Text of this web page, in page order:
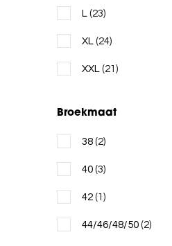
L (23)
XL (24)
XXL (21)
Broekmaat
38 (2)
40 (3)
42 (1)
44/46/48/50 (2)